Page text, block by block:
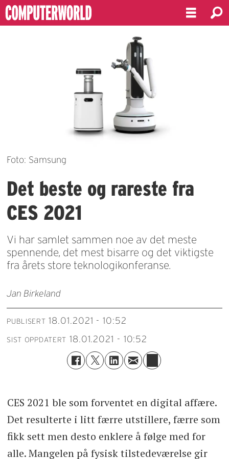
Foto: Samsung
Det beste og rareste fra
CES 2021
Vi har samlet sammen noe av det meste
spennende, det mest bisarre og det viktigste
fra årets store teknologikonferanse.
Jan Birkeland
PUBLISERT 18.01.2021 - 10:52
SIST OPPDATERT 18.01.2021 - 10:52
CES 2021 ble som forventet en digital affære.
Det resulterte i litt færre utstillere, færre som
fikk sett men desto enklere å følge med for
alle. Mangelen på fysisk tilstedeværelse gir